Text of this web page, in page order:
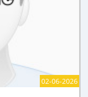
02-06-2026